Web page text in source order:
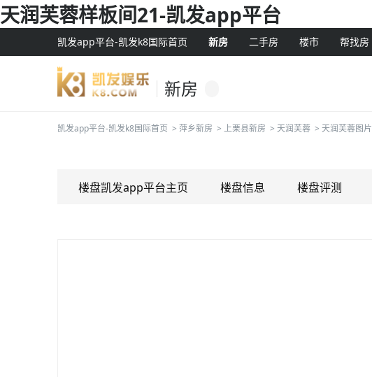
天润芙蓉样板间21-凯发app平台
凯发app平台-凯发k8国际首页 新房 二手房 楼市 帮找房
新房
凯发app平台-凯发k8国际首页 > 萍乡新房 > 上栗县新房 > 天润芙蓉 > 天润芙蓉图片
楼盘凯发app平台主页 楼盘信息 楼盘评测